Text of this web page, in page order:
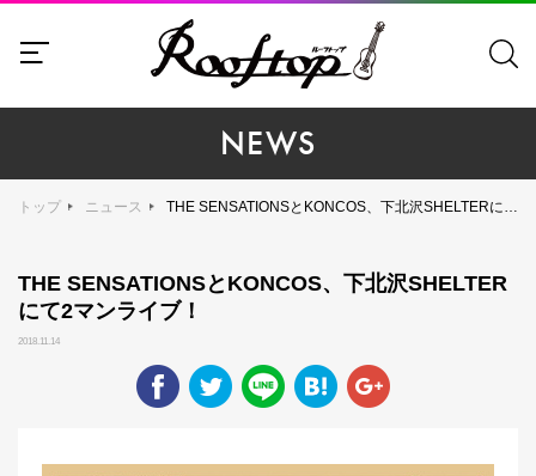
NEWS
トップ ニュース THE SENSATIONSとKONCOS、下北沢SHELTERにて2マンライブ！
THE SENSATIONSとKONCOS、下北沢SHELTER
にて2マンライブ！
2018.11.14